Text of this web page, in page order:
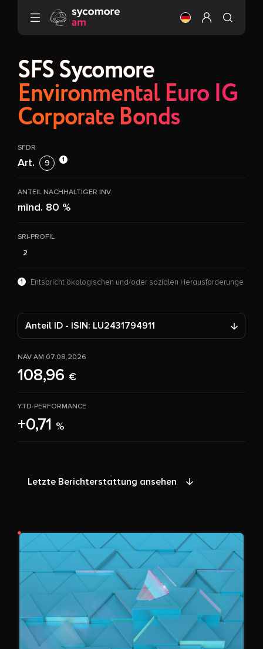
Gehen Sie zu Inhalt
Ändere dieMein Profil
SFS Sycomore
Environmental Euro IG
Corporate Bonds
SFDR
Art. 9 1
ANTEIL NACHHALTIGER INV.
mind. 80 %
SRI-PROFIL
2
1 Entspricht ökologischen und/oder sozialen Herausforderunge
Anteil ID - ISIN: LU2431794911
NAV AM 07.08.2026
108,96 €
YTD-PERFORMANCE
+0,71 %
Letzte Berichterstattung ansehen